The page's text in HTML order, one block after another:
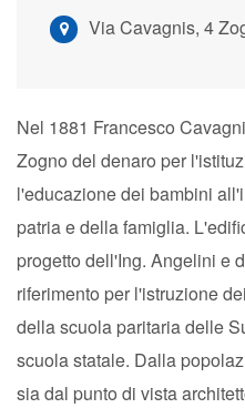
Via Cavagnis, 4
Nel 1881 Francesco
Zogno del denaro per
l'educazione dei bambini
patria e della famiglia.
progetto dell'Ing. Angelini e
riferimento per l'istruzione
della scuola paritaria delle
scuola statale. Dalla
sia dal punto di vista